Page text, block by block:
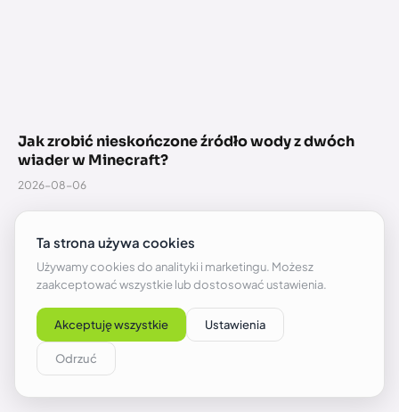
Jak zrobić nieskończone źródło wody z dwóch
wiader w Minecraft?
2026-08-06